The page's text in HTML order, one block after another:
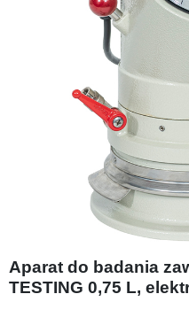
Aparat do badania
TESTING 0,75 L,